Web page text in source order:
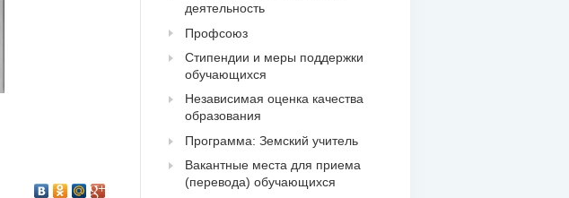
деятельность
Профсоюз
Стипендии и меры поддержки
обучающихся
Независимая оценка качества
образования
Программа: Земский учитель
Вакантные места для приема
(перевода) обучающихся